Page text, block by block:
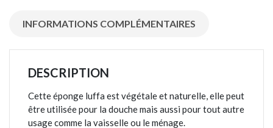
INFORMATIONS COMPLÉMENTAIRES
DESCRIPTION
Cette éponge luffa est végétale et naturelle, elle peut
être utilisée pour la douche mais aussi pour tout autre
usage comme la vaisselle ou le ménage.